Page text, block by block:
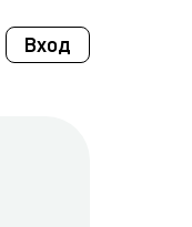
Вход